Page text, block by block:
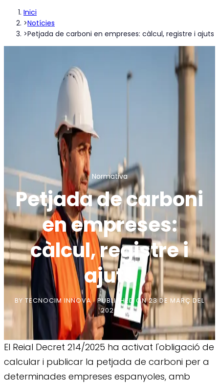
Inici
>Notícies
>Petjada de carboni en empreses: càlcul, registre i ajuts
Normativa
Petjada de carboni
en empreses:
càlcul, registre i
ajuts
BY TECNOCIM INNOVAPUBLISHED ON 23 DE MARÇ DEL
2026
El Reial Decret 214/2025 ha activat l'obligació de
calcular i publicar la petjada de carboni per a
determinades empreses espanyoles, amb